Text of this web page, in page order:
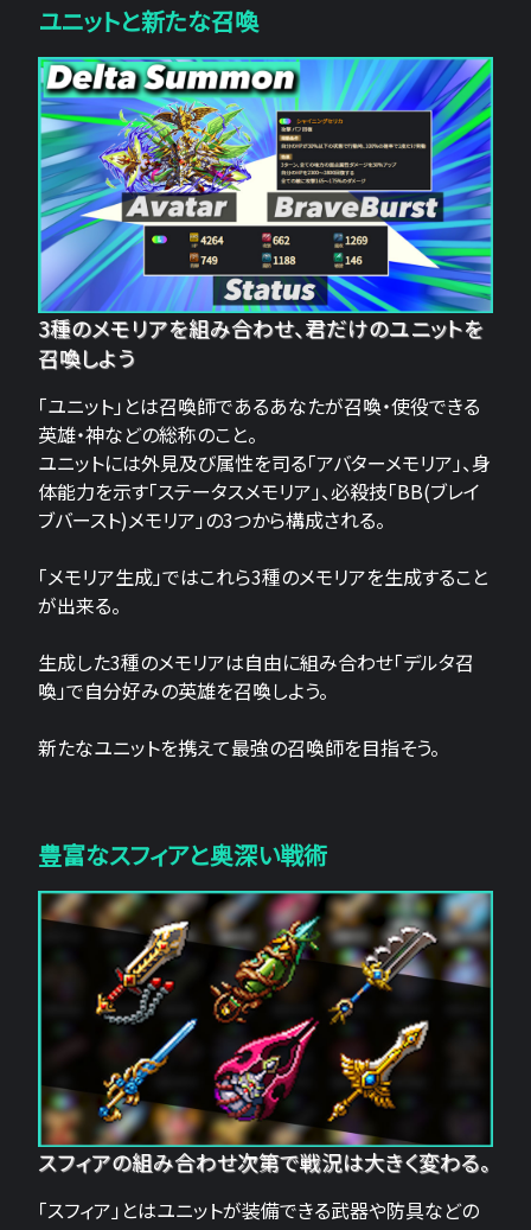
ユニットと新たな召喚
3種のメモリアを組み合わせ、君だけのユニットを
召喚しよう
「ユニット」とは召喚師であるあなたが召喚・使役できる
英雄・神などの総称のこと。
ユニットには外見及び属性を司る「アバターメモリア」、身
体能力を示す「ステータスメモリア」、必殺技「BB(ブレイ
ブバースト)メモリア」の3つから構成される。
「メモリア生成」ではこれら3種のメモリアを生成すること
が出来る。
生成した3種のメモリアは自由に組み合わせ「デルタ召
喚」で自分好みの英雄を召喚しよう。
新たなユニットを携えて最強の召喚師を目指そう。
豊富なスフィアと奥深い戦術
スフィアの組み合わせ次第で戦況は大きく変わる。
「スフィア」とはユニットが装備できる武器や防具などの